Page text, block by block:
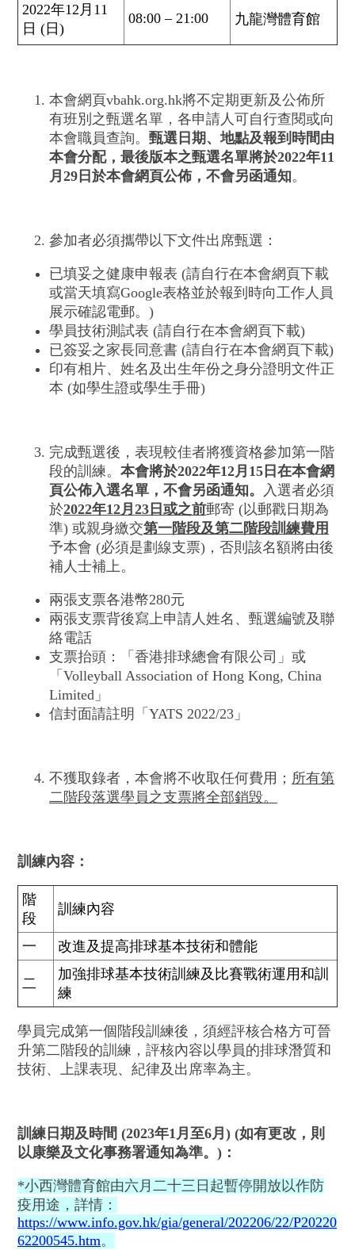
2022年12月11
日 (日)
08:00 – 21:00 九龍灣體育館
本會網頁vbahk.org.hk將不定期更新及公佈所
有班別之甄選名單，各申請人可自行查閱或向
本會職員查詢。 甄選 日期、地點及報到時間由
本會分配，最後版本之甄選名單將於2022年11
月 29 日於本會網頁公佈，不會另函通知。
參加者必須攜帶以下文件出席甄選：
已填妥之健康申報表 (請自行在本會網頁下載
或當天填寫Google表格並於報到時向工作人員
展示確認電郵。)
學員技術測試表 (請自行在本會網頁下載)
已簽妥之家長同意書 (請自行在本會網頁下載)
印有相片、姓名及出生年份之身分證明文件正
本 (如學生證或學生手冊)
完成甄選後，表現較佳者將獲資格參加第一階
段的訓練。 本會將於2022年12月 15 日在本會網
頁公佈入選名單，不會另函通知。 入選者必須
於2022年12月 23 日或之前郵寄 (以郵戳日期為
準) 或親身繳交第一階段及第二階段訓練費用
予本會 (必須是劃線支票)，否則該名額將由後
補人士補上。
兩張支票各港幣280元
兩張支票背後寫上申請人姓名、甄選編號及聯
絡電話
支票抬頭：「香港排球總會有限公司」或
「Volleyball Association of Hong Kong, China
Limited」
信封面請註明「YATS 2022/23」
不獲取錄者，本會將不收取任何費用； 所有第
二階段落選學員之支票將全部銷毁。
訓練內容 ：
階
段
訓練內容
一 改進及提高排球基本技術和體能
二
加強排球基本技術訓練及比賽戰術運用和訓
練
學員完成第一個階段訓練後，須經評核合格方可晉
升第二階段的訓練，評核內容以學員的排球潛質和
技術、上課表現、紀律及出席率為主。
訓練日期及時間 (2023年1月至6月 ) (如有更改，則
以康樂及文化事務署通知為準。 ) ：
*小西灣體育館由六月二十三日起暫停開放以作防
疫用途，詳情：
https://www.info.gov.hk/gia/general/202206/22/P20220
62200545.htm。